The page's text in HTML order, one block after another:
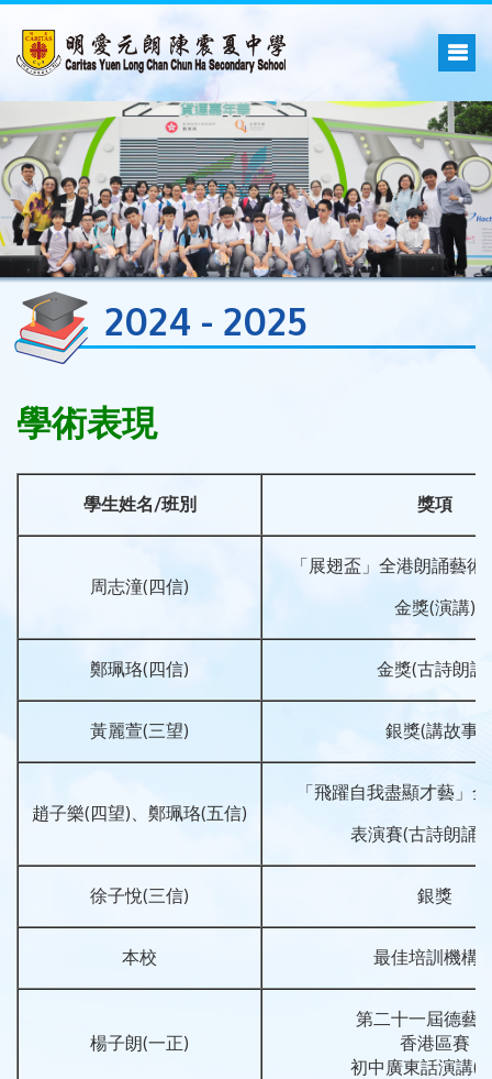
2024 - 2025
學術表現
學生姓名/班別 獎項
周志潼(四信)
「展翅盃」全港朗誦藝
金獎(演講)
鄭珮珞(四信) 金獎(古詩朗誦)
黃麗萱(三望) 銀獎(講故事)
趙子樂(四望)、鄭珮珞(五信)
「飛躍自我盡顯才藝」
表演賽(古詩朗誦)
徐子悅(三信) 銀獎
本校 最佳培訓機構
楊子朗(一正)
第二十一屆德藝
香港區賽
初中廣東話演講(